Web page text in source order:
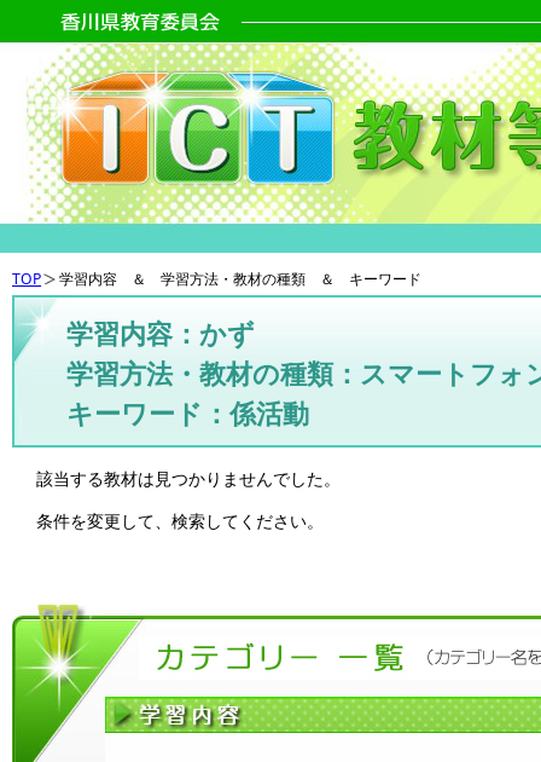
TOP 学習内容 ＆ 学習方法・教材の種類 ＆ キーワード
学習内容：かず
学習方法・教材の種類：スマートフォ
キーワード：係活動
該当する教材は見つかりませんでした。
条件を変更して、検索してください。